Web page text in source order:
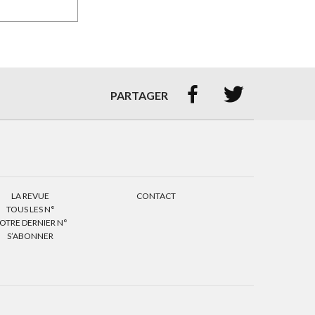
PARTAGER  
LA REVUE
TOUS LES N°
DERNIER N°
S’ABONNER
CONTACT